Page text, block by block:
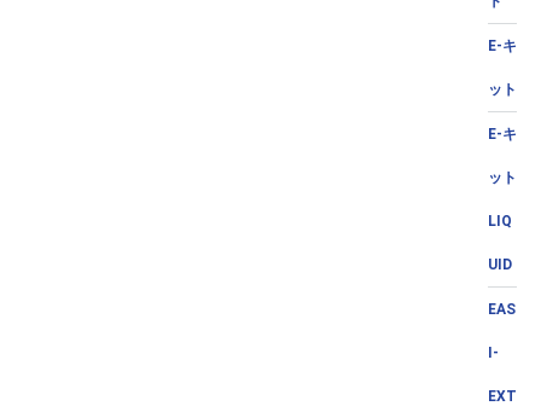
E-キ
ット
E-キ
ット
LIQ
UID
EAS
I-
EXT